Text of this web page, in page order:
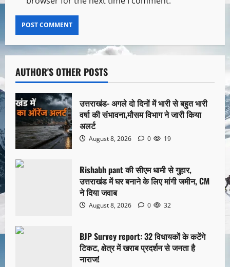
AUTHOR'S OTHER POSTS
उत्तराखंड- अगले दो दिनों में भारी से बहुत भारी
वर्षा की संभावना,मौसम विभाग ने जारी किया
अलर्ट
August 8, 2026 0 19
Rishabh pant की सीएम धामी से गुहार,
उत्तराखंड में घर बनाने के लिए मांगी जमीन, CM
ने दिया जवाब
August 8, 2026 0 32
BJP Survey report: 32 विधायकों के कटेंगे
टिकट, क्षेत्र में खराब प्रदर्शन से जनता है
नाराज!